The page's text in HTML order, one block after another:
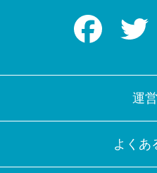
Facebook
運
よくあ